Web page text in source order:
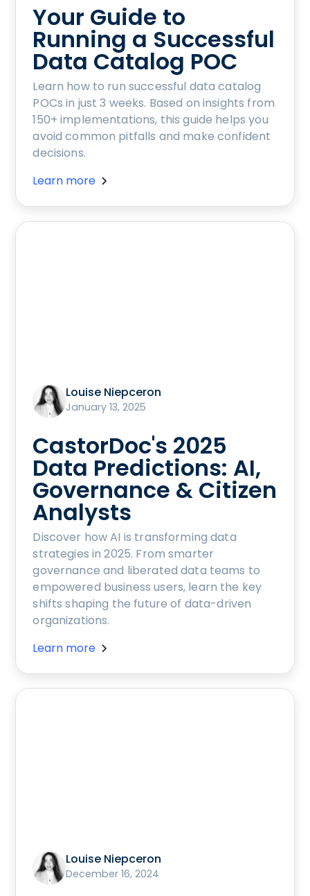
Your Guide to
Running a Successful
Data Catalog POC
Learn how to run successful data catalog
POCs in just 3 weeks. Based on insights from
150+ implementations, this guide helps you
avoid common pitfalls and make confident
decisions.
Learn more
Louise Niepceron
January 13, 2025
CastorDoc's 2025
Data Predictions: AI,
Governance & Citizen
Analysts
Discover how AI is transforming data
strategies in 2025. From smarter
governance and liberated data teams to
empowered business users, learn the key
shifts shaping the future of data-driven
organizations.
Learn more
Louise Niepceron
December 16, 2024